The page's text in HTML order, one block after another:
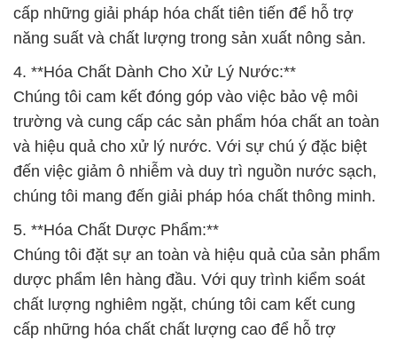
cấp những giải pháp hóa chất tiên tiến để hỗ trợ
năng suất và chất lượng trong sản xuất nông sản.
4. **Hóa Chất Dành Cho Xử Lý Nước:**
Chúng tôi cam kết đóng góp vào việc bảo vệ môi
trường và cung cấp các sản phẩm hóa chất an toàn
và hiệu quả cho xử lý nước. Với sự chú ý đặc biệt
đến việc giảm ô nhiễm và duy trì nguồn nước sạch,
chúng tôi mang đến giải pháp hóa chất thông minh.
5. **Hóa Chất Dược Phẩm:**
Chúng tôi đặt sự an toàn và hiệu quả của sản phẩm
dược phẩm lên hàng đầu. Với quy trình kiểm soát
chất lượng nghiêm ngặt, chúng tôi cam kết cung
cấp những hóa chất chất lượng cao để hỗ trợ